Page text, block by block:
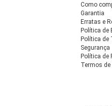
Como
Garantia
Erratas e
Política de
Política de
Segurança
Política de
Termos de